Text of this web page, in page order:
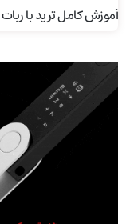
آموزش کامل ترید با